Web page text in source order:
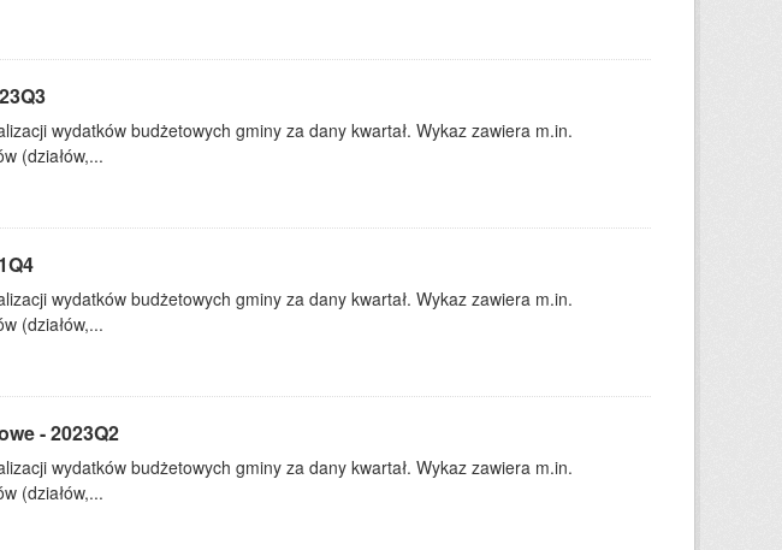
wydatków budżetowych gminy za dany kwartał. Wykaz zawiera m.in.
(działów,...
wydatków budżetowych gminy za dany kwartał. Wykaz zawiera m.in.
(działów,...
- 2023Q2
wydatków budżetowych gminy za dany kwartał. Wykaz zawiera m.in.
(działów,...